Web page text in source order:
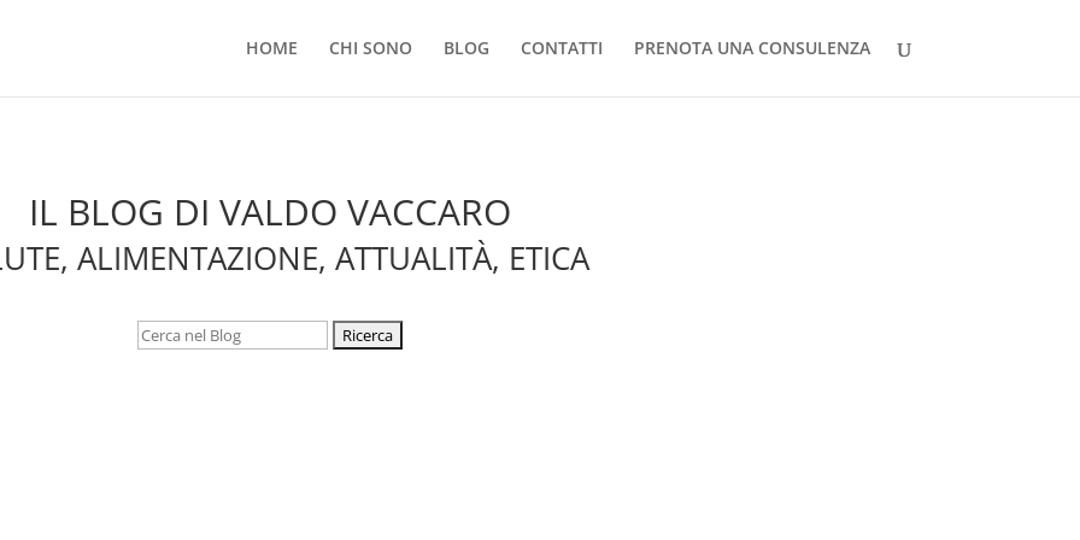
HOME CHI SONO BLOG CONTATTI PRENOTA UNA CONSULENZA
IL BLOG DI VALDO VACCARO
ALIMENTAZIONE, ATTUALITÀ, ETICA
Cerca: